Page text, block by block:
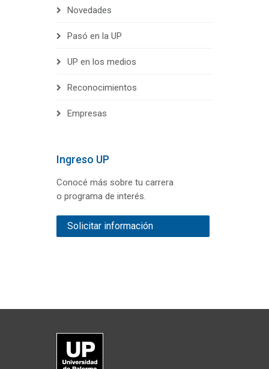
Novedades
Pasó en la UP
UP en los medios
Reconocimientos
Empresas
Ingreso UP
Conocé más sobre tu carrera
o programa de interés.
Solicitar información